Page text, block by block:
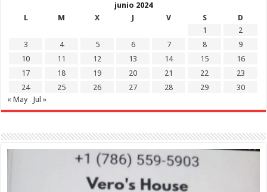
junio 2024
L
M X J V S
D
1
2
3
4 5 6 7 8
9
10
11 12 13 14 15
16
17
18 19 20 21 22
23
24
25 26 27 28 29
30
« May
Jul »